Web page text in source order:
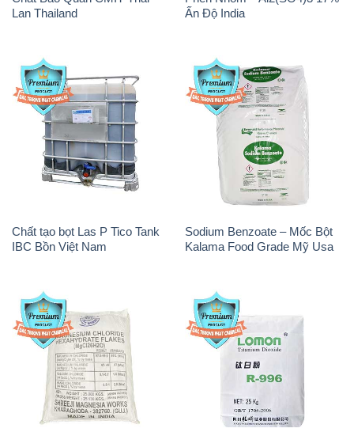
Chất tạo bọt Las P Tico Tank
IBC Bồn Việt Nam
Sodium Benzoate – Mốc Bột
Kalama Food Grade Mỹ Usa
Magie Clorua – MGCL2 Dạng
Vảy Shreeji Magnesia Works
Ấn Độ India
Oxit Titan KA100 – Tio2 Trung